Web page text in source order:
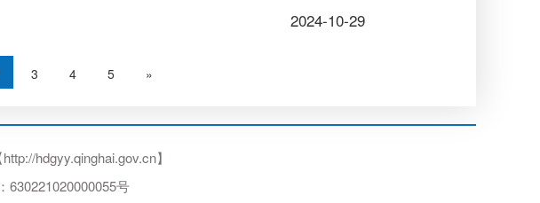
2024-10-29
3 4 5 »
hdgyy.qinghai.gov.cn】
630221020000055号